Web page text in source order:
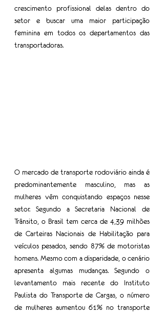
crescimento profissional delas dentro do
setor e buscar uma maior participação
feminina em todos os departamentos das
transportadoras.
O mercado de transporte rodoviário ainda é
predominantemente masculino, mas as
mulheres vêm conquistando espaços nesse
setor. Segundo a Secretaria Nacional de
Trânsito, o Brasil tem cerca de 4,39 milhões
de Carteiras Nacionais de Habilitação para
veículos pesados, sendo 87% de motoristas
homens. Mesmo com a disparidade, o cenário
apresenta algumas mudanças. Segundo o
levantamento mais recente do Instituto
Paulista do Transporte de Cargas, o número
de mulheres aumentou 61% no transporte